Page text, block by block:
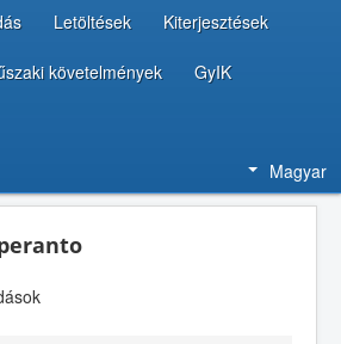
Letöltések Kiterjesztések
követelmények GyIK
Magyar